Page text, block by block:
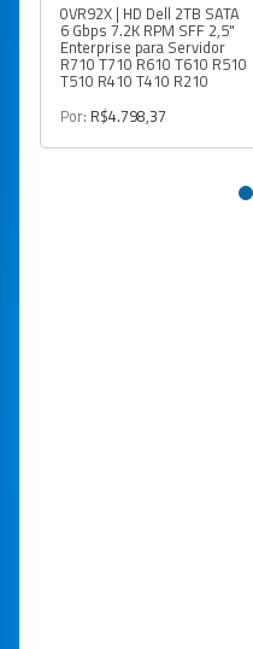
0VR92X | HD Dell 2TB SATA
6 Gbps 7.2K RPM SFF 2,5"
Enterprise para Servidor
R710 T710 R610 T610 R510
T510 R410 T410 R210
Por: R$4.798,37